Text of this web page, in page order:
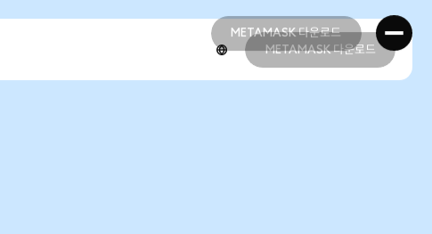
METAMASK 다운로드
METAMASK 다운로드
METAMASK 다운로드